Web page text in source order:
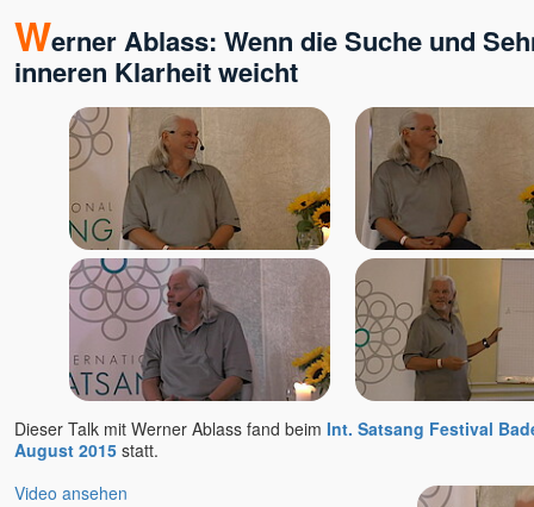
Werner Ablass: Wenn die Suche und
inneren Klarheit weicht
Dieser Talk mit Werner Ablass fand beim Int. Satsang Festival
August 2015 statt.
Video ansehen